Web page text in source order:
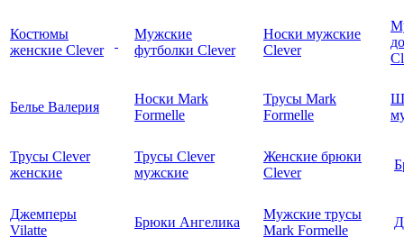
Костюмы
женские Clever
Мужские
футболки Clever
Носки мужские
Clever
Белье Валерия
Носки Mark
Formelle
Трусы Mark
Formelle
Трусы Clever
женские
Трусы Clever
мужские
Женские брюки
Clever
Джемперы
Vilatte
Брюки Ангелика
Мужские трусы
Mark Formelle